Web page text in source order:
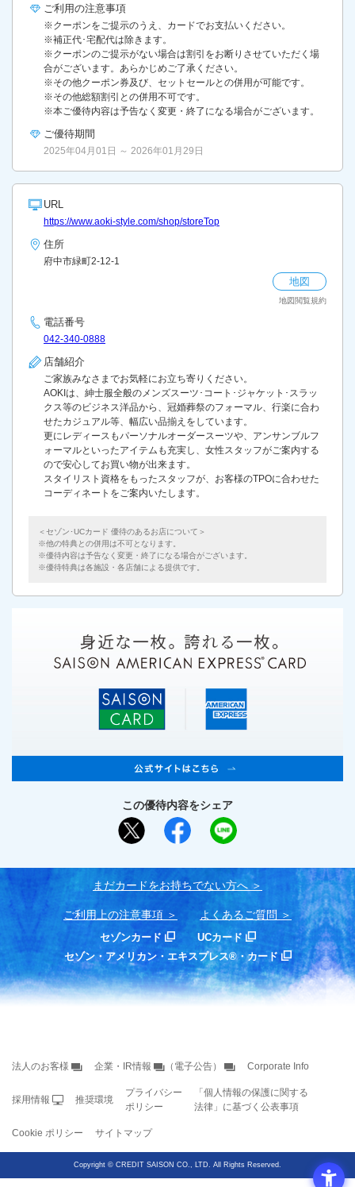
ご利用の注意事項
※クーポンをご提示のうえ、カードでお支払いください。
※補正代･宅配代は除きます。
※クーポンのご提示がない場合は割引をお断りさせていただく場
合がございます。あらかじめご了承ください。
※その他クーポン券及び、セットセールとの併用が可能です。
※その他総額割引との併用不可です。
※本ご優待内容は予告なく変更・終了になる場合がございます。
ご優待期間
2025年04月01日 ～ 2026年01月29日
URL
https://www.aoki-style.com/shop/storeTop
住所
府中市緑町2-12-1
地図
地図閲覧規約
電話番号
042-340-0888
店舗紹介
ご家族みなさまでお気軽にお立ち寄りください。
AOKIは、紳士服全般のメンズスーツ･コート･ジャケット･スラッ
クス等のビジネス洋品から、冠婚葬祭のフォーマル、行楽に合わ
せたカジュアル等、幅広い品揃えをしています。
更にレディースもパーソナルオーダースーツや、アンサンブルフ
ォーマルといったアイテムも充実し、女性スタッフがご案内する
ので安心してお買い物が出来ます。
スタイリスト資格をもったスタッフが、お客様のTPOに合わせた
コーディネートをご案内いたします。
＜セゾン･UCカード 優待のあるお店について＞
他の特典との併用は不可となります。
優待内容は予告なく変更・終了になる場合がございます。
優待特典は各施設・各店舗による提供です。
この優待内容をシェア
まだカードをお持ちでない⽅へ
ご利用上の注意事項 よくあるご質問
セゾンカード
UCカード
セゾン・アメリカン・エキスプレス®・カード
法人のお客様 企業・IR情報 （電子公告） Corporate Info
採用情報 推奨環境
プライバシー
ポリシー
「個人情報の保護に関する
法律」に基づく公表事項
Cookie ポリシー サイトマップ
Copyright © CREDIT SAISON CO., LTD. All Rights Reserved.